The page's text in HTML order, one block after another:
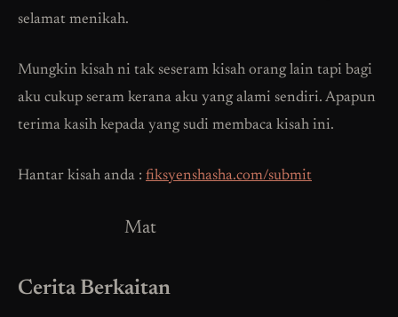
selamat menikah.
Mungkin kisah ni tak seseram kisah orang lain tapi bagi
aku cukup seram kerana aku yang alami sendiri. Apapun
terima kasih kepada yang sudi membaca kisah ini.
Hantar kisah anda : fiksyenshasha.com/submit
Mat
Cerita Berkaitan